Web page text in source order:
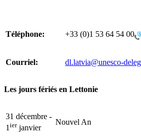
Téléphone: +33 (0)1 53 64 54 00
Courriel: dl.latvia@unesco-
Les jours fériés en Lettonie
31 décembre -
1ierjanvier
Nouvel An